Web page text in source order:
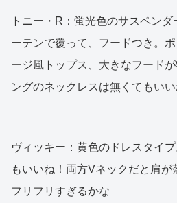
トニー・R：蛍光色のサスペン
ーテンで覆って、フードつき。
ージ風トップス、大きなフード
ングのネックレスは無くてもいい
ヴィッキー：黄色のドレスタイ
もいいね！両方Vネックだと肩が
フリフリすぎるかな